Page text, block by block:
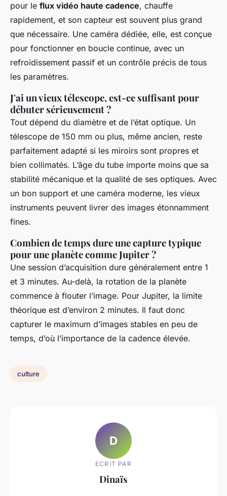
pour le flux vidéo haute cadence, chauffe
rapidement, et son capteur est souvent plus grand
que nécessaire. Une caméra dédiée, elle, est conçue
pour fonctionner en boucle continue, avec un
refroidissement passif et un contrôle précis de tous
les paramètres.
J'ai un vieux télescope, est-ce suffisant pour
débuter sérieusement ?
Tout dépend du diamètre et de l’état optique. Un
télescope de 150 mm ou plus, même ancien, reste
parfaitement adapté si les miroirs sont propres et
bien collimatés. L’âge du tube importe moins que sa
stabilité mécanique et la qualité de ses optiques. Avec
un bon support et une caméra moderne, les vieux
instruments peuvent livrer des images étonnamment
fines.
Combien de temps dure une capture typique
pour une planète comme Jupiter ?
Une session d’acquisition dure généralement entre 1
et 3 minutes. Au-delà, la rotation de la planète
commence à flouter l’image. Pour Jupiter, la limite
théorique est d’environ 2 minutes. Il faut donc
capturer le maximum d’images stables en peu de
temps, d’où l’importance de la cadence élevée.
culture
D
ECRIT PAR
Dinaïs